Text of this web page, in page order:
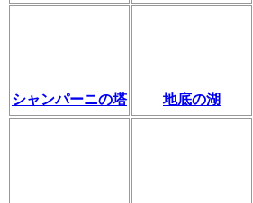
シャンパーニの塔 地底の湖